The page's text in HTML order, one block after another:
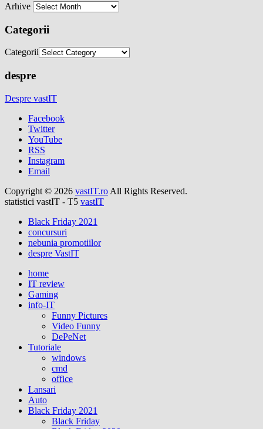
Arhive
Categorii
Categorii
despre
Despre vastIT
Facebook
Twitter
YouTube
RSS
Instagram
Email
Copyright © 2026 vastIT.ro All Rights Reserved.
statistici vastIT - T5 vastIT
Black Friday 2021
concursuri
nebunia promotiilor
despre VastIT
home
IT review
Gaming
info-IT
Funny Pictures
Video Funny
DePeNet
Tutoriale
windows
cmd
office
Lansari
Auto
Black Friday 2021
Black Friday